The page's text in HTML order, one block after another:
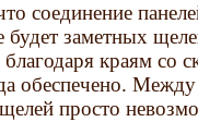
соединение
будет заметных
краям со
обеспечено.
просто